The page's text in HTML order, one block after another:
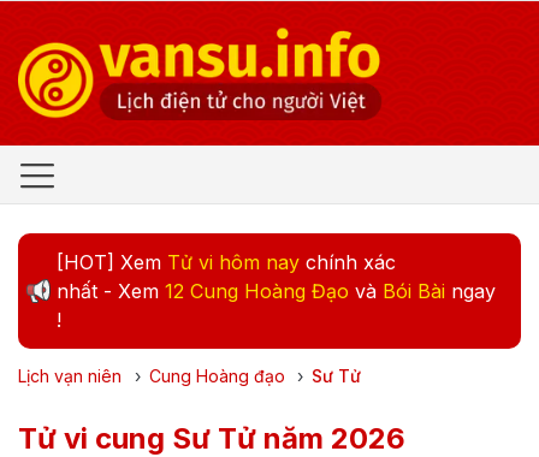
[HOT] Xem Tử vi hôm nay chính xác
nhất - Xem 12 Cung Hoàng Đạo và Bói Bài ngay
!
Lịch vạn niên › Cung Hoàng đạo › Sư Tử
Tử vi cung Sư Tử năm 2026